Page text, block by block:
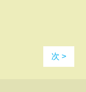
次 >